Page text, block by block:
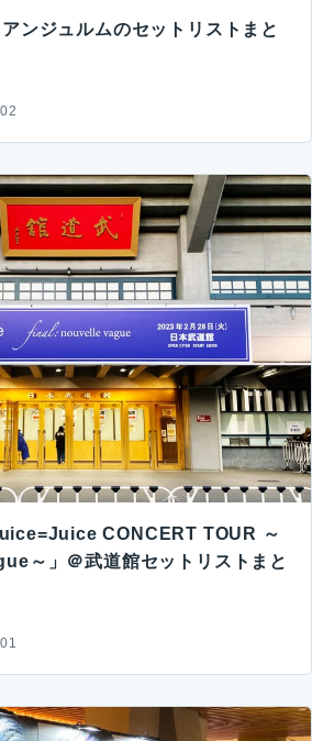
ンジュルムのセットリストまと
CONCERT TOUR ～
～」＠武道館セットリストまと